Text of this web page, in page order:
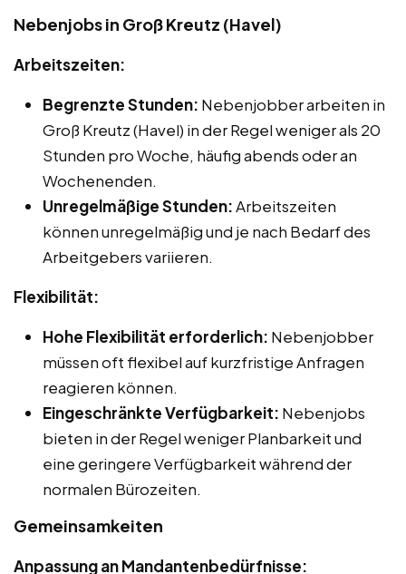
Nebenjobs in Groß Kreutz (Havel)
Arbeitszeiten:
Begrenzte Stunden: Nebenjobber arbeiten in
Groß Kreutz (Havel) in der Regel weniger als 20
Stunden pro Woche, häufig abends oder an
Wochenenden.
Unregelmäßige Stunden:Arbeitszeiten
können unregelmäßig und je nach Bedarf des
Arbeitgebers variieren.
Flexibilität:
Hohe Flexibilität erforderlich: Nebenjobber
müssen oft flexibel auf kurzfristige Anfragen
reagieren können.
Eingeschränkte Verfügbarkeit: Nebenjobs
bieten in der Regel weniger Planbarkeit und
eine geringere Verfügbarkeit während der
normalen Bürozeiten.
Gemeinsamkeiten
Anpassung an Mandantenbedürfnisse: